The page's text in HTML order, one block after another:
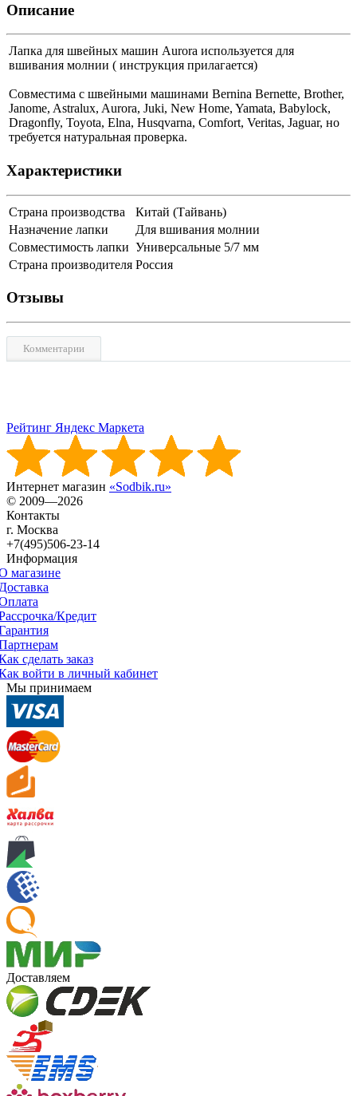
Описание
Лапка для швейных машин Aurora используется для
вшивания молнии ( инструкция прилагается)
Совместима с швейными машинами Bernina Bernette, Brother,
Janome, Astralux, Aurora, Juki, New Home, Yamata, Babylock,
Dragonfly, Toyota, Elna, Husqvarna, Comfort, Veritas, Jaguar, но
требуется натуральная проверка.
Характеристики
Страна производства
Китай (Тайвань)
Назначение лапки
Для вшивания молнии
Совместимость лапки Универсальные 5/7 мм
Страна производителя Россия
Отзывы
Комментарии
Рейтинг Яндекс Маркета
Интернет магазин «Sodbik.ru»
© 2009—2026
Контакты
г. Москва
+7(495)506-23-14
Информация
магазине
Кредит
сделать заказ
войти в личный кабинет
Мы принимаем
Доставляем